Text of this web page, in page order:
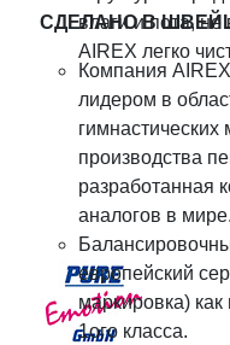
влаги и пота, не
AIREX легко
СДЕЛАНО В
Компания
лидером в
гимнастических
производства
разработанная
аналогов в мире.
европейский
маркировка)
1ого класса.